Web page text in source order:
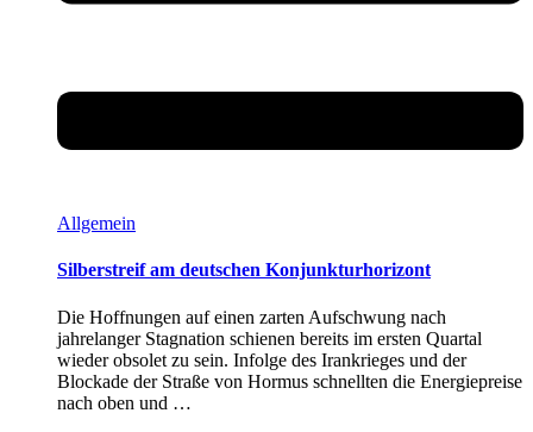
Allgemein
Silberstreif am deutschen Konjunkturhorizont
Die Hoffnungen auf einen zarten Aufschwung nach
jahrelanger Stagnation schienen bereits im ersten Quartal
wieder obsolet zu sein. Infolge des Irankrieges und der
Blockade der Straße von Hormus schnellten die Energiepreise
nach oben und …